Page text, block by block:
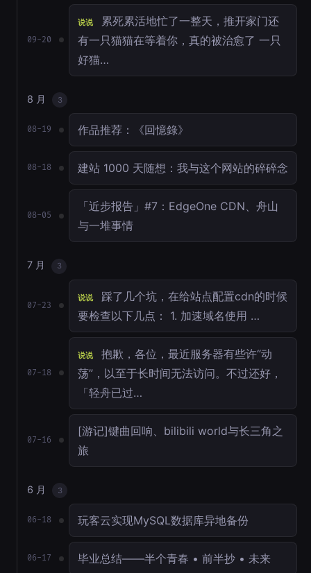
09-20
说说
累死累活地忙了一整天，推开家门还
有一只猫猫在等着你，真的被治愈了 一只
好猫…
8 月 3
08-19 作品推荐：《回憶錄》
08-18 建站 1000 天随想：我与这个网站的碎碎念
08-05
「近步报告」#7：EdgeOne CDN、舟山
与一堆事情
7 月 3
07-23
说说
踩了几个坑，在给站点配置cdn的时候
要检查以下几点： 1. 加速域名使用 …
07-18
说说
抱歉，各位，最近服务器有些许“动
荡”，以至于长时间无法访问。不过还好，
「轻舟已过…
07-16
[游记]键曲回响、bilibili world与长三角之
旅
6 月 3
06-18 玩客云实现MySQL数据库异地备份
06-17 毕业总结——半个青春 • 前半抄 • 未来